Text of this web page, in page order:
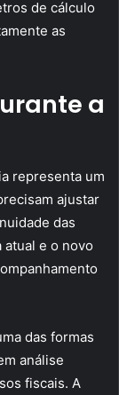
de cálculo
as
a
representa um
ajustar
das
e o novo
das formas
análise
fiscais. A